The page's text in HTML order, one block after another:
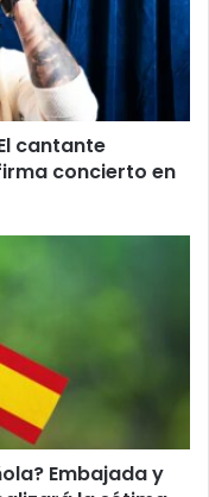
cantante
concierto en
Embajada y